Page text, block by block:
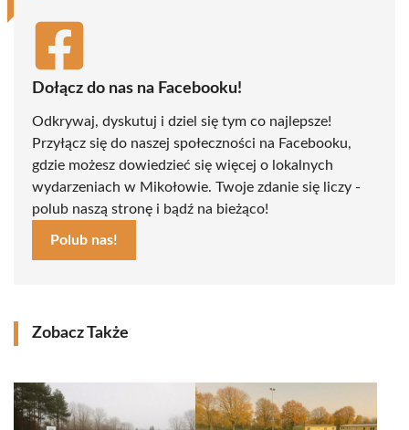
Dołącz do nas na Facebooku!
Odkrywaj, dyskutuj i dziel się tym co najlepsze!
Przyłącz się do naszej społeczności na Facebooku,
gdzie możesz dowiedzieć się więcej o lokalnych
wydarzeniach w Mikołowie. Twoje zdanie się liczy -
polub naszą stronę i bądź na bieżąco!
Polub nas!
Zobacz Także